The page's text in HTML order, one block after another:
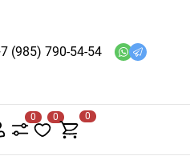
(985) 790-54-54
0 0 0